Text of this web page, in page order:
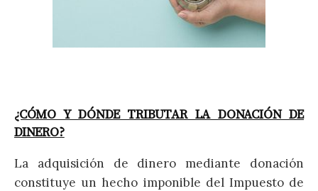
¿CÓMO Y DÓNDE TRIBUTAR LA DONACIÓN DE
DINERO?
La adquisición de dinero mediante donación
constituye un hecho imponible del Impuesto de